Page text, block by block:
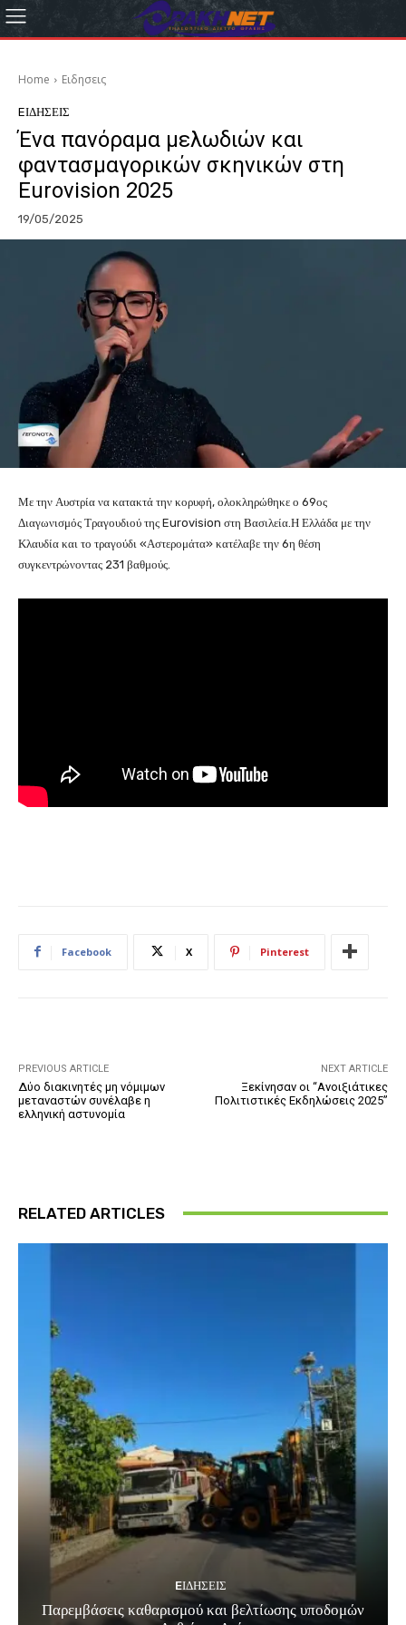
Home Eιδησεις
EΙΔΗΣΕΙΣ
Ένα πανόραμα μελωδιών και
φαντασμαγορικών σκηνικών στη
Εurovision 2025
19/05/2025
Με την Αυστρία να κατακτά την κορυφή, ολοκληρώθηκε ο 69ος
Διαγωνισμός Τραγουδιού της Eurovision στη Βασιλεία.Η Ελλάδα με την
Κλαυδία και το τραγούδι «Αστερομάτα» κατέλαβε την 6η θέση
συγκεντρώνοντας 231 βαθμούς.
Facebook X Pinterest
PREVIOUS ARTICLE
Δύο διακινητές μη νόμιμων
μεταναστών συνέλαβε η
ελληνική αστυνομία
NEXT ARTICLE
Ξεκίνησαν οι “Ανοιξιάτικες
Πολιτιστικές Εκδηλώσεις 2025”
RELATED ARTICLES
EΙΔΗΣΕΙΣ
Παρεμβάσεις καθαρισμού και βελτίωσης υποδομών